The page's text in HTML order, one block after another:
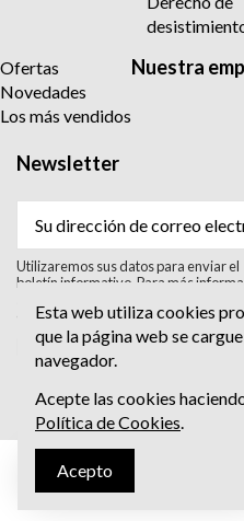
Ofertas
Novedades
Los más vendidos
Nuestra
Newsletter
Utilizaremos sus datos para enviar el
boletín informativo. Para más
consulte la política de privacidad.
Acepto el tratamiento para
boletín informativo. He leído y
Escríbenos al Whatsapp
Esta web utiliza cookies
que la página web se
navegador.
Acepte las cookies
Política de Cookies.
Acepto